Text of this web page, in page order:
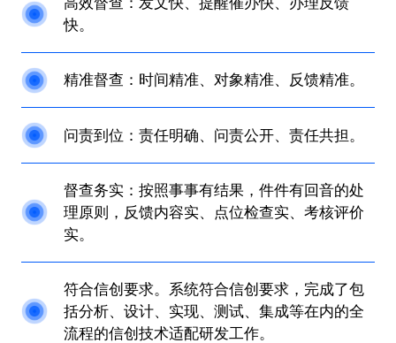
快。
精准督查：时间精准、对象精准、反馈精准。
问责到位：责任明确、问责公开、责任共担。
督查务实：按照事事有结果，件件有回音的处
理原则，反馈内容实、点位检查实、考核评价
实。
符合信创要求。系统符合信创要求，完成了包
括分析、设计、实现、测试、集成等在内的全
流程的信创技术适配研发工作。